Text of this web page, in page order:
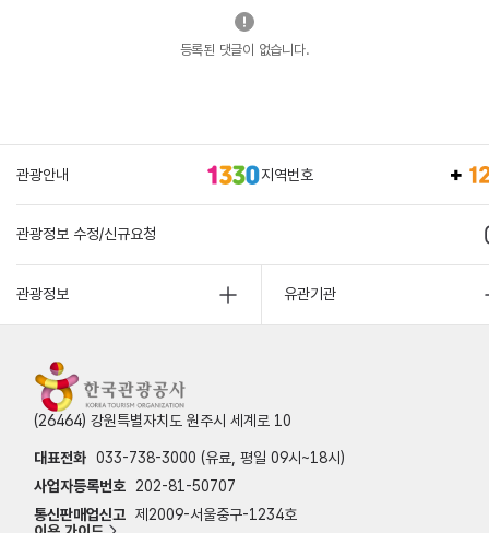
등록된 댓글이 없습니다.
관광안내 지역번호
관광정보 수정/신규요청
관광정보 유관기관
(26464) 강원특별자치도 원주시 세계로 10
대표전화 033-738-3000 (유료, 평일 09시~18시)
사업자등록번호
202-81-50707
통신판매업신고 제2009-서울중구-1234호